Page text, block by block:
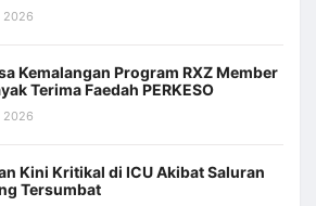
2026
Kemalangan Program RXZ Member
Terima Faedah PERKESO
2026
Kini Kritikal di ICU Akibat Saluran
Tersumbat